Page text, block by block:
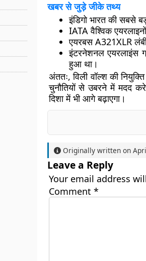
खबर से जुड़े जीके तथ्य
इंडिगो भारत की सबसे
IATA वैश्विक
एयरबस A321XLR
इंटरनेशनल एयरलाइंस
हुआ था।
अंततः, विली वॉल्श की
चुनौतियों से उबरने में मदद
दिशा में भी आगे बढ़ाएगा।
Originally written on
Leave a Reply
Your email address
Comment *